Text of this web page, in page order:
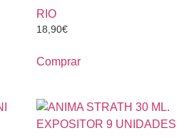
RIO
18,90€
Comprar